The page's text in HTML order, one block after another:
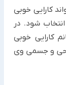
کارایی خوبی
شود. در
کارایی خوبی
و جسمی وی